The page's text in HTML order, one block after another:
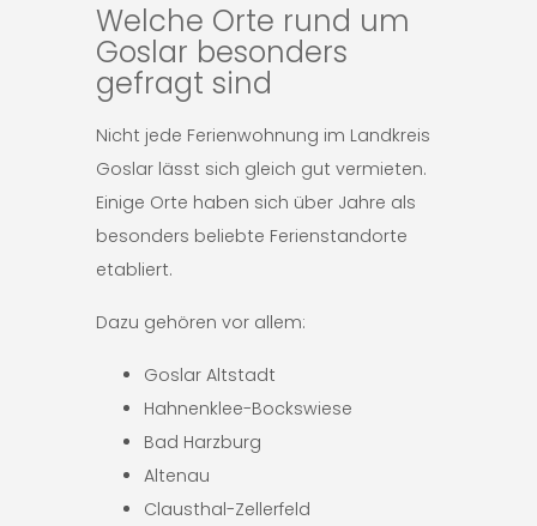
Welche Orte rund um
Goslar besonders
gefragt sind
Nicht jede Ferienwohnung im Landkreis
Goslar lässt sich gleich gut vermieten.
Einige Orte haben sich über Jahre als
besonders beliebte Ferienstandorte
etabliert.
Dazu gehören vor allem:
Goslar Altstadt
Hahnenklee-Bockswiese
Bad Harzburg
Altenau
Clausthal-Zellerfeld